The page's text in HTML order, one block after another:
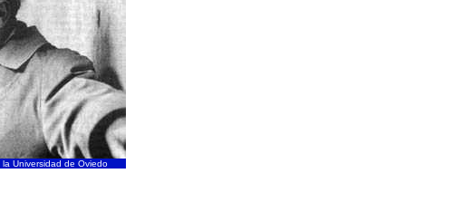
Universidad de Oviedo